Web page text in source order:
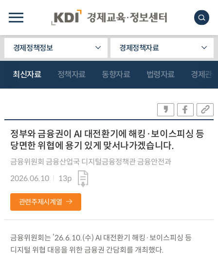
경제정책정보 경제정책자료
최신자료 정책자료 동향자료 법령자료 경제관
정부와 금융권이 AI 대전환기에 해킹·보이스피싱 등
당면한 위협에 용기 있게 맞서나가겠습니다.
금융위원회 금융산업국 디지털금융정책관 금융안전과
2026.06.10
13p
관련주제시계열
금융위원회는 ’26.6.10.(수) AI 대전환기 해킹·보이스피싱 등
디지털 위협 대응을 위한 금융권 간담회를 개최했다.